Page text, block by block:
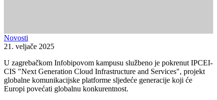
Novosti
21. veljače 2025
U zagrebačkom Infobipovom kampusu službeno je pokrenut IPCEI-
CIS "Next Generation Cloud Infrastructure and Services", projekt
globalne komunikacijske platforme sljedeće generacije koji će
Europi povećati globalnu konkurentnost.